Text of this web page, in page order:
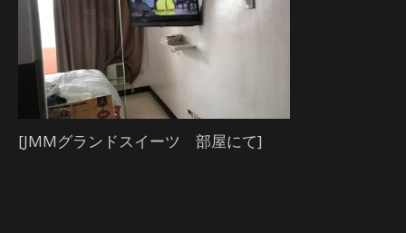
[JMMグランドスイーツ 部屋にて]